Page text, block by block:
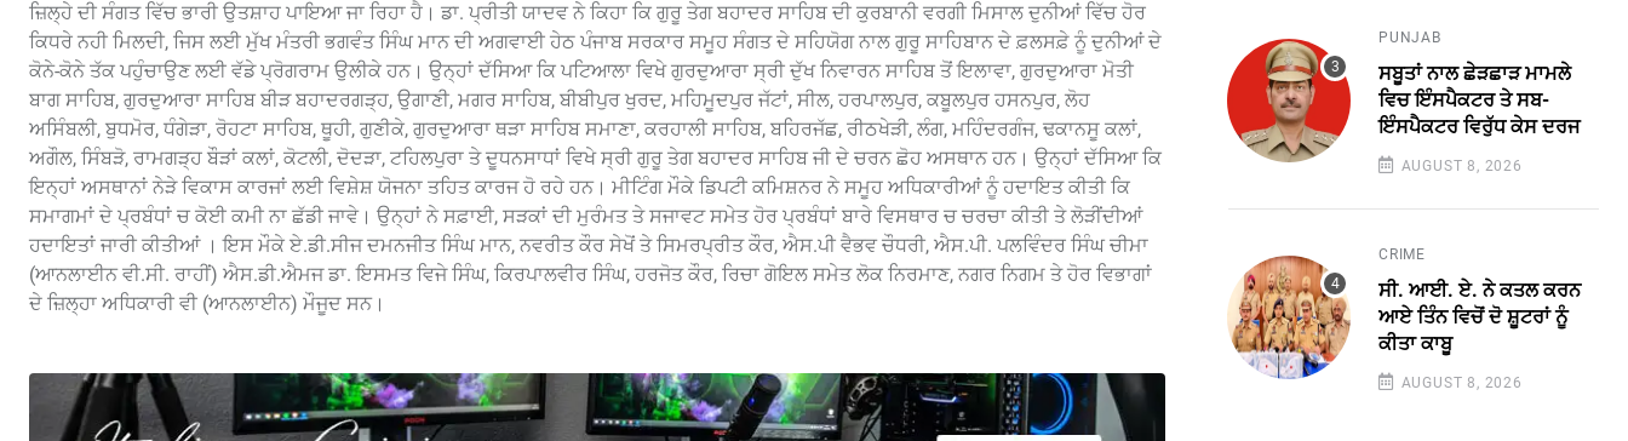
ਜ਼ਿਲ੍ਹੇ ਦੀ ਸੰਗਤ ਵਿੱਚ ਭਾਰੀ ਉਤਸ਼ਾਹ ਪਾਇਆ ਜਾ ਰਿਹਾ ਹੈ। ਡਾ. ਪ੍ਰੀਤੀ ਯਾਦਵ ਨੇ ਕਿਹਾ ਕਿ ਗੁਰੂ ਤੇਗ ਬਹਾਦਰ ਸਾਹਿਬ ਦੀ ਕੁਰਬਾਨੀ ਵਰਗੀ ਮਿਸਾਲ ਦੁਨੀਆਂ ਵਿੱਚ ਹੋਰ
ਕਿਧਰੇ ਨਹੀ ਮਿਲਦੀ, ਜਿਸ ਲਈ ਮੁੱਖ ਮੰਤਰੀ ਭਗਵੰਤ ਸਿੰਘ ਮਾਨ ਦੀ ਅਗਵਾਈ ਹੇਠ ਪੰਜਾਬ ਸਰਕਾਰ ਸਮੂਹ ਸੰਗਤ ਦੇ ਸਹਿਯੋਗ ਨਾਲ ਗੁਰੂ ਸਾਹਿਬਾਨ ਦੇ ਫ਼ਲਸਫ਼ੇ ਨੂੰ ਦੁਨੀਆਂ ਦੇ
ਕੋਨੇ-ਕੋਨੇ ਤੱਕ ਪਹੁੰਚਾਉਣ ਲਈ ਵੱਡੇ ਪ੍ਰੋਗਰਾਮ ਉਲੀਕੇ ਹਨ। ਉਨ੍ਹਾਂ ਦੱਸਿਆ ਕਿ ਪਟਿਆਲਾ ਵਿਖੇ ਗੁਰਦੁਆਰਾ ਸ੍ਰੀ ਦੁੱਖ ਨਿਵਾਰਨ ਸਾਹਿਬ ਤੋਂ ਇਲਾਵਾ, ਗੁਰਦੁਆਰਾ ਮੋਤੀ
ਬਾਗ ਸਾਹਿਬ, ਗੁਰਦੁਆਰਾ ਸਾਹਿਬ ਬੀੜ ਬਹਾਦਰਗੜ੍ਹ, ਉਗਾਣੀ, ਮਗਰ ਸਾਹਿਬ, ਬੀਬੀਪੁਰ ਖੁਰਦ, ਮਹਿਮੂਦਪੁਰ ਜੱਟਾਂ, ਸੀਲ, ਹਰਪਾਲਪੁਰ, ਕਬੂਲਪੁਰ ਹਸਨਪੁਰ, ਲੋਹ
ਅਸਿੰਬਲੀ, ਬੁਧਮੋਰ, ਧੰਗੇੜਾ, ਰੋਹਟਾ ਸਾਹਿਬ, ਥੂਹੀ, ਗੁਣੀਕੇ, ਗੁਰਦੁਆਰਾ ਥੜਾ ਸਾਹਿਬ ਸਮਾਣਾ, ਕਰਹਾਲੀ ਸਾਹਿਬ, ਬਹਿਰਜੱਛ, ਰੀਠਖੇੜੀ, ਲੰਗ, ਮਹਿੰਦਰਗੰਜ, ਢਕਾਨਸੂ ਕਲਾਂ,
ਅਗੌਲ, ਸਿੰਬੜੋ, ਰਾਮਗੜ੍ਹ ਬੌੜਾਂ ਕਲਾਂ, ਕੋਟਲੀ, ਦੋਦੜਾ, ਟਹਿਲਪੁਰਾ ਤੇ ਦੂਧਨਸਾਧਾਂ ਵਿਖੇ ਸ੍ਰੀ ਗੁਰੂ ਤੇਗ ਬਹਾਦਰ ਸਾਹਿਬ ਜੀ ਦੇ ਚਰਨ ਛੋਹ ਅਸਥਾਨ ਹਨ। ਉਨ੍ਹਾਂ ਦੱਸਿਆ ਕਿ
ਇਨ੍ਹਾਂ ਅਸਥਾਨਾਂ ਨੇੜੇ ਵਿਕਾਸ ਕਾਰਜਾਂ ਲਈ ਵਿਸ਼ੇਸ਼ ਯੋਜਨਾ ਤਹਿਤ ਕਾਰਜ ਹੋ ਰਹੇ ਹਨ। ਮੀਟਿੰਗ ਮੌਕੇ ਡਿਪਟੀ ਕਮਿਸ਼ਨਰ ਨੇ ਸਮੂਹ ਅਧਿਕਾਰੀਆਂ ਨੂੰ ਹਦਾਇਤ ਕੀਤੀ ਕਿ
ਸਮਾਗਮਾਂ ਦੇ ਪ੍ਰਬੰਧਾਂ ਚ ਕੋਈ ਕਮੀ ਨਾ ਛੱਡੀ ਜਾਵੇ। ਉਨ੍ਹਾਂ ਨੇ ਸਫ਼ਾਈ, ਸੜਕਾਂ ਦੀ ਮੁਰੰਮਤ ਤੇ ਸਜਾਵਟ ਸਮੇਤ ਹੋਰ ਪ੍ਰਬੰਧਾਂ ਬਾਰੇ ਵਿਸਥਾਰ ਚ ਚਰਚਾ ਕੀਤੀ ਤੇ ਲੋੜੀਂਦੀਆਂ
ਹਦਾਇਤਾਂ ਜਾਰੀ ਕੀਤੀਆਂ । ਇਸ ਮੌਕੇ ਏ.ਡੀ.ਸੀਜ ਦਮਨਜੀਤ ਸਿੰਘ ਮਾਨ, ਨਵਰੀਤ ਕੌਰ ਸੇਖੋਂ ਤੇ ਸਿਮਰਪ੍ਰੀਤ ਕੌਰ, ਐਸ.ਪੀ ਵੈਭਵ ਚੌਧਰੀ, ਐਸ.ਪੀ. ਪਲਵਿੰਦਰ ਸਿੰਘ ਚੀਮਾ
(ਆਨਲਾਈਨ ਵੀ.ਸੀ. ਰਾਹੀਂ) ਐਸ.ਡੀ.ਐਮਜ ਡਾ. ਇਸਮਤ ਵਿਜੇ ਸਿੰਘ, ਕਿਰਪਾਲਵੀਰ ਸਿੰਘ, ਹਰਜੋਤ ਕੌਰ, ਰਿਚਾ ਗੋਇਲ ਸਮੇਤ ਲੋਕ ਨਿਰਮਾਣ, ਨਗਰ ਨਿਗਮ ਤੇ ਹੋਰ ਵਿਭਾਗਾਂ
ਦੇ ਜ਼ਿਲ੍ਹਾ ਅਧਿਕਾਰੀ ਵੀ (ਆਨਲਾਈਨ) ਮੌਜੂਦ ਸਨ।
PUNJAB
ਸਬੂਤਾਂ ਨਾਲ ਛੇੜਛਾੜ ਮਾਮਲੇ
ਵਿਚ ਇੰਸਪੈਕਟਰ ਤੇ ਸਬ-
ਇੰਸਪੈਕਟਰ ਵਿਰੁੱਧ ਕੇਸ ਦਰਜ
AUGUST 8, 2026
CRIME
ਸੀ. ਆਈ. ਏ. ਨੇ ਕਤਲ ਕਰਨ
ਆਏ ਤਿੰਨ ਵਿਚੋਂ ਦੋ ਸ਼ੂਟਰਾਂ ਨੂੰ
ਕੀਤਾ ਕਾਬੂ
AUGUST 8, 2026